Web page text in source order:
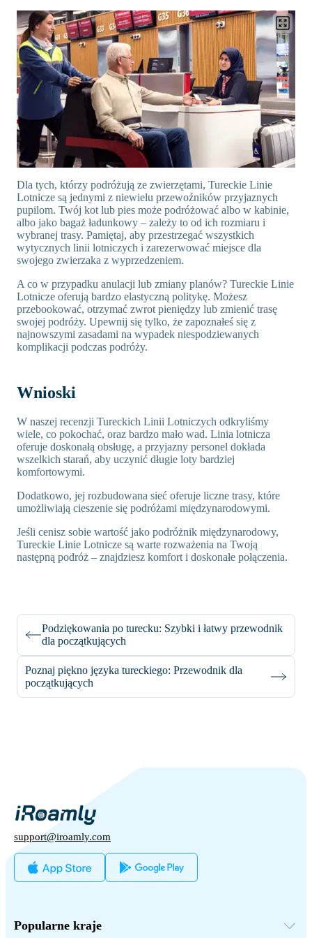
Dla tych, którzy podróżują ze zwierzętami, Tureckie Linie
Lotnicze są jednymi z niewielu przewoźników przyjaznych
pupilom. Twój kot lub pies może podróżować albo w kabinie,
albo jako bagaż ładunkowy – zależy to od ich rozmiaru i
wybranej trasy. Pamiętaj, aby przestrzegać wszystkich
wytycznych linii lotniczych i zarezerwować miejsce dla
swojego zwierzaka z wyprzedzeniem.
A co w przypadku anulacji lub zmiany planów? Tureckie Linie
Lotnicze oferują bardzo elastyczną politykę. Możesz
przebookować, otrzymać zwrot pieniędzy lub zmienić trasę
swojej podróży. Upewnij się tylko, że zapoznałeś się z
najnowszymi zasadami na wypadek niespodziewanych
komplikacji podczas podróży.
Wnioski
W naszej recenzji Tureckich Linii Lotniczych odkryliśmy
wiele, co pokochać, oraz bardzo mało wad. Linia lotnicza
oferuje doskonałą obsługę, a przyjazny personel dokłada
wszelkich starań, aby uczynić długie loty bardziej
komfortowymi.
Dodatkowo, jej rozbudowana sieć oferuje liczne trasy, które
umożliwiają cieszenie się podróżami międzynarodowymi.
Jeśli cenisz sobie wartość jako podróżnik międzynarodowy,
Tureckie Linie Lotnicze są warte rozważenia na Twoją
następną podróż – znajdziesz komfort i doskonałe połączenia.
Podziękowania po turecku: Szybki i łatwy przewodnik
dla początkujących
Poznaj piękno języka tureckiego: Przewodnik dla
początkujących
support@iroamly.com
Popularne kraje